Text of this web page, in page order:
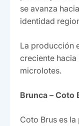
se avanza
identidad
La producción
creciente
microlotes.
Brunca – Coto
Coto Brus es